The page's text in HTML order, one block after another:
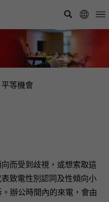
平等機會
而受到歧視，或想索取這
致電性別認同及性傾向小
辦公時間內的來電，會由